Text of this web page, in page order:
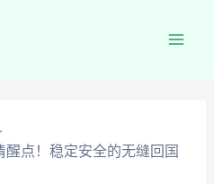
点！稳定安全的无缝回国